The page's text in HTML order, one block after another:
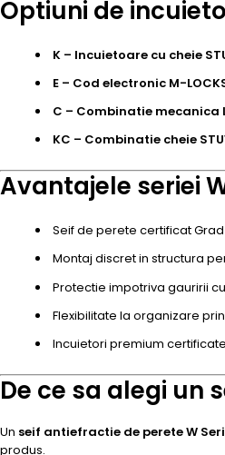
Optiuni de
K – Incuietoare cu cheie
E – Cod electronic M-
C – Combinatie mecanica
KC – Combinatie cheie
Avantajele seriei
Seif de perete certificat Grad
Montaj discret in structura
Protectie impotriva gauririi
Flexibilitate la organizare
Incuietori premium
De ce sa alegi un
Un seif antiefractie de perete W
produs.